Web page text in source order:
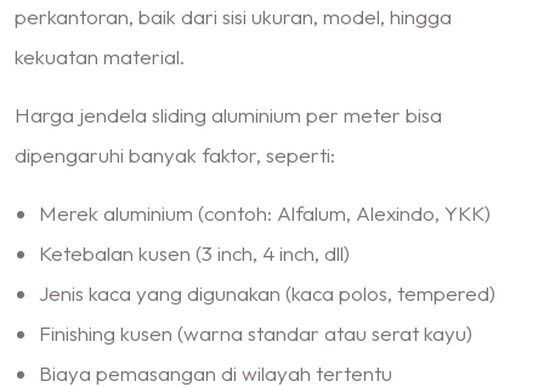
perkantoran, baik dari sisi ukuran, model, hingga
kekuatan material.
Harga jendela sliding aluminium per meter bisa
dipengaruhi banyak faktor, seperti:
Merek aluminium (contoh: Alfalum, Alexindo, YKK)
Ketebalan kusen (3 inch, 4 inch, dll)
Jenis kaca yang digunakan (kaca polos, tempered)
Finishing kusen (warna standar atau serat kayu)
Biaya pemasangan di wilayah tertentu